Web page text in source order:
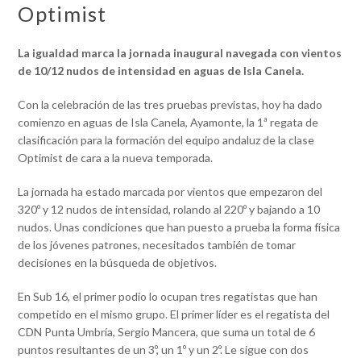
Optimist
La igualdad marca la jornada inaugural navegada con vientos
de 10/12 nudos de intensidad en aguas de Isla Canela.
Con la celebración de las tres pruebas previstas, hoy ha dado
comienzo en aguas de Isla Canela, Ayamonte, la 1ª regata de
clasificación para la formación del equipo andaluz de la clase
Optimist de cara a la nueva temporada.
La jornada ha estado marcada por vientos que empezaron del
320º y 12 nudos de intensidad, rolando al 220º y bajando a 10
nudos. Unas condiciones que han puesto a prueba la forma física
de los jóvenes patrones, necesitados también de tomar
decisiones en la búsqueda de objetivos.
En Sub 16, el primer podio lo ocupan tres regatistas que han
competido en el mismo grupo. El primer líder es el regatista del
CDN Punta Umbría, Sergio Mancera, que suma un total de 6
puntos resultantes de un 3º, un 1º y un 2º. Le sigue con dos